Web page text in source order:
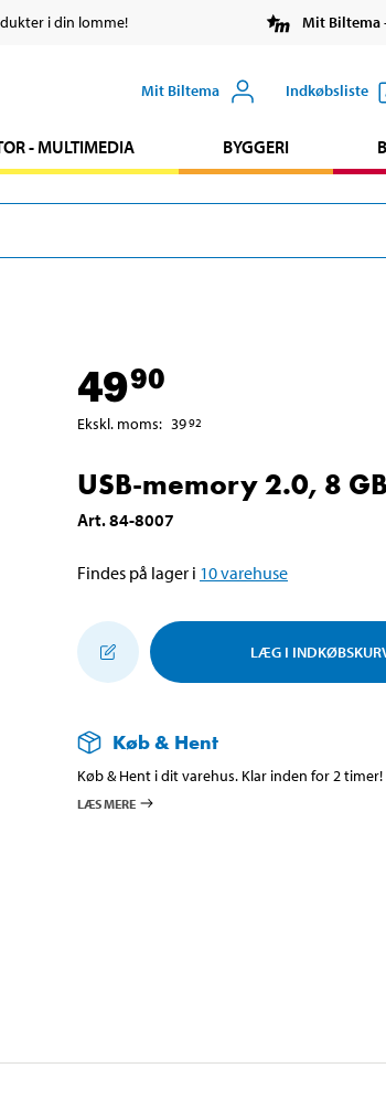
i din lomme! Mit Biltema
Mit Biltema Indkøbsliste
- MULTIMEDIA BYGGERI
4990
Ekskl. moms: 3992
USB-memory 2.0, 8 GB
Art.84-8007
Findes på lager i 10varehuse
LÆG I
Køb & Hent
Køb & Hent i dit varehus. Klar inden for 2 timer!
LÆS MERE